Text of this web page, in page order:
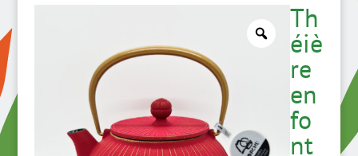
Th
éiè
re
en
fo
nt